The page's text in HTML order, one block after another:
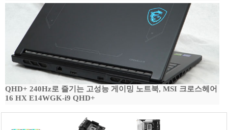
QHD+ 240Hz로 즐기는 고성능 게이밍 노트북, MSI 크로스헤어
16 HX E14WGK-i9 QHD+